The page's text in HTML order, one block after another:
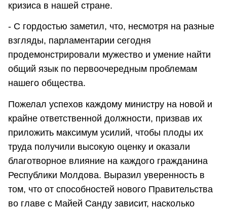
кризиса в нашей стране.
- С гордостью заметил, что, несмотря на разные
взгляды, парламентарии сегодня
продемонстрировали мужество и умение найти
общий язык по первоочередным проблемам
нашего общества.
Пожелал успехов каждому министру на новой и
крайне ответственной должности, призвав их
приложить максимум усилий, чтобы плоды их
труда получили высокую оценку и оказали
благотворное влияние на каждого гражданина
Республики Молдова. Выразил уверенность в
том, что от способностей нового Правительства
во главе с Майей Санду зависит, насколько